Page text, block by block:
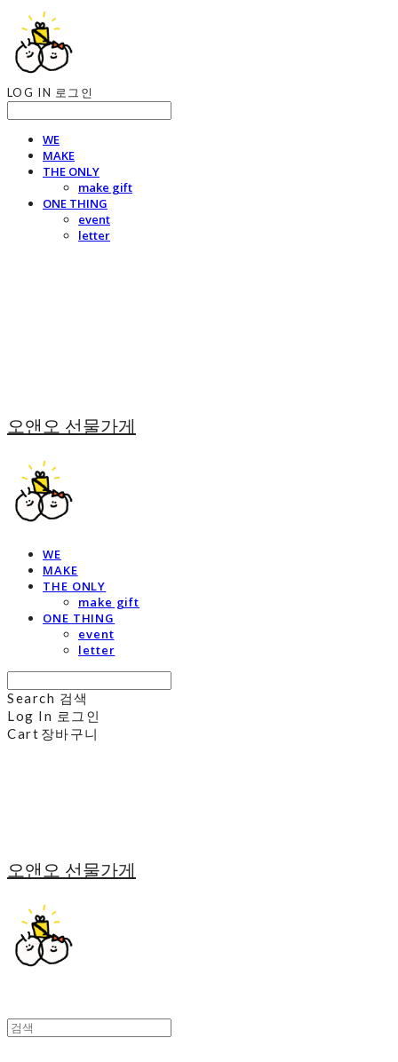
LOG IN 로그인
WE
MAKE
THE ONLY
make gift
ONE THING
event
letter
오앤오 선물가게
WE
MAKE
THE ONLY
make gift
ONE THING
event
letter
Search 검색
Log In 로그인
Cart 장바구니
오앤오 선물가게